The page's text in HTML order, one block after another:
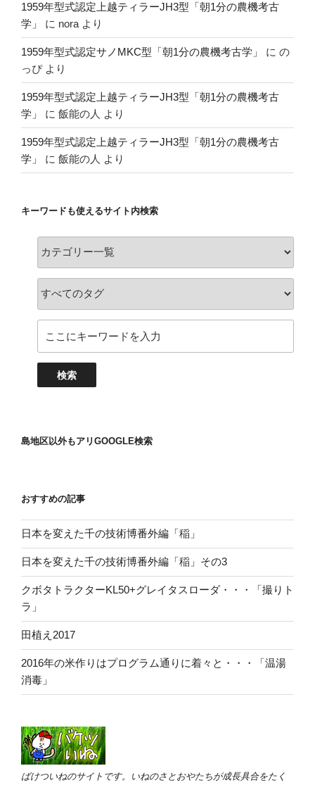
1959年型式認定上越ティラーJH3型「朝1分の農機考古
学」
に nora より
1959年型式認定サノMKC型「朝1分の農機考古学」 に の
っぴより
1959年型式認定上越ティラーJH3型「朝1分の農機考古
学」
に 飯能の人 より
1959年型式認定上越ティラーJH3型「朝1分の農機考古
学」
に 飯能の人 より
キーワードも使えるサイト内検索
島地区以外もアリGOOGLE検索
おすすめの記事
日本を変えた千の技術博番外編「稲」
日本を変えた千の技術博番外編「稲」その3
クボタトラクターKL50+グレイタスローダ・・・「撮りト
ラ」
田植え2017
2016年の米作りはプログラム通りに着々と・・・「温湯
消毒」
ばけついねのサイトです。いねのさとおやたちが成長具合をたく